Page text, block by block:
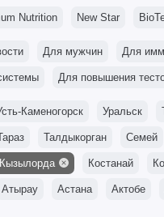
Nutrition New Star
Для мужчин Для
Для повышения
Каменогорск Уральск
Талдыкорган Семей
Кызылорда Костанай
Атырау Астана Актобе